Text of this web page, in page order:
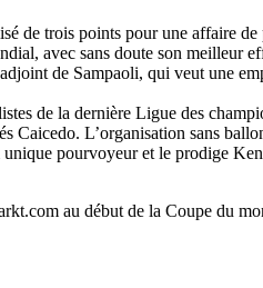
de trois points pour une affaire
avec sans doute son meilleur
de Sampaoli, qui veut une
de la dernière Ligue des
L’organisation sans
pourvoyeur et le prodige
au début de la Coupe du